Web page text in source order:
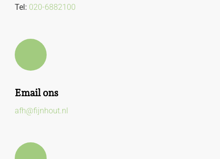
Tel: 020-6882100
Email ons
afh@fijnhout.nl